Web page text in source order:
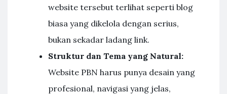
website tersebut terlihat seperti blog
biasa yang dikelola dengan serius,
bukan sekadar ladang link.
Struktur dan Tema yang Natural:
Website PBN harus punya desain yang
profesional, navigasi yang jelas,